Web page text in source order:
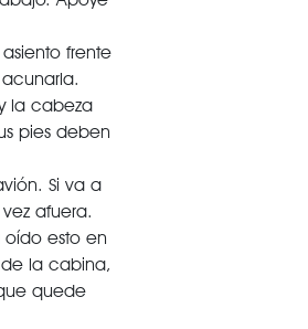
frente
la cabeza
pies deben
Si va a
afuera.
esto en
la cabina,
quede